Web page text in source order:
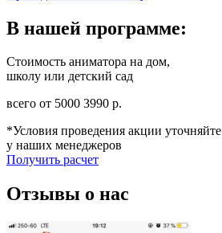
В нашей программе:
Стоимость аниматора на дом,
школу или детский сад
всего от 5000 3990 р.
*Условия проведения акции уточняйте
у наших менеджеров
Получить расчет
Отзывы о нас